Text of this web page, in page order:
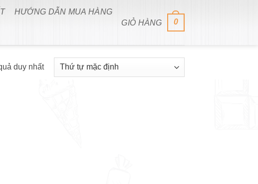
HƯỚNG DẪN MUA HÀNG
GIỎ HÀNG
0
duy nhất